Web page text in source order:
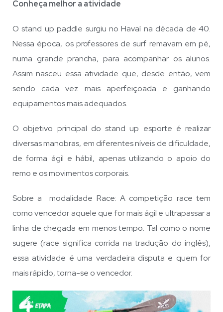
Conheça melhor a atividade
O stand up paddle surgiu no Havaí na década de 40.
Nessa época, os professores de surf remavam em pé,
numa grande prancha, para acompanhar os alunos.
Assim nasceu essa atividade que, desde então, vem
sendo cada vez mais aperfeiçoada e ganhando
equipamentos mais adequados.
O objetivo principal do stand up esporte é realizar
diversas manobras, em diferentes níveis de dificuldade,
de forma ágil e hábil, apenas utilizando o apoio do
remo e os movimentos corporais.
Sobre a modalidade Race: A competição race tem
como vencedor aquele que for mais ágil e ultrapassar a
linha de chegada em menos tempo. Tal como o nome
sugere (race significa corrida na tradução do inglês),
essa atividade é uma verdadeira disputa e quem for
mais rápido, torna-se o vencedor.